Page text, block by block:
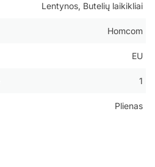
Lentynos, Butelių laikikliai
Homcom
EU
1
Plienas